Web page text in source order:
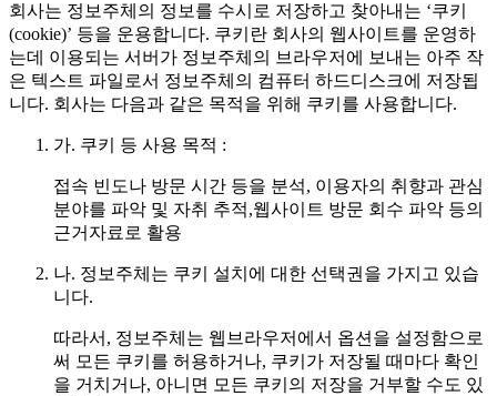
회사는 정보주체의 정보를 수시로 저장하고 찾아내는 ‘쿠키
(cookie)’ 등을 운용합니다. 쿠키란 회사의 웹사이트를 운영하
는데 이용되는 서버가 정보주체의 브라우저에 보내는 아주 작
은 텍스트 파일로서 정보주체의 컴퓨터 하드디스크에 저장됩
니다. 회사는 다음과 같은 목적을 위해 쿠키를 사용합니다.
가. 쿠키 등 사용 목적 :
접속 빈도나 방문 시간 등을 분석, 이용자의 취향과 관심
분야를 파악 및 자취 추적,웹사이트 방문 회수 파악 등의
근거자료로 활용
나. 정보주체는 쿠키 설치에 대한 선택권을 가지고 있습
니다.
따라서, 정보주체는 웹브라우저에서 옵션을 설정함으로
써 모든 쿠키를 허용하거나, 쿠키가 저장될 때마다 확인
을 거치거나, 아니면 모든 쿠키의 저장을 거부할 수도 있